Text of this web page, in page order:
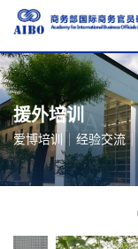
援外培训
爱博培训 经验交流